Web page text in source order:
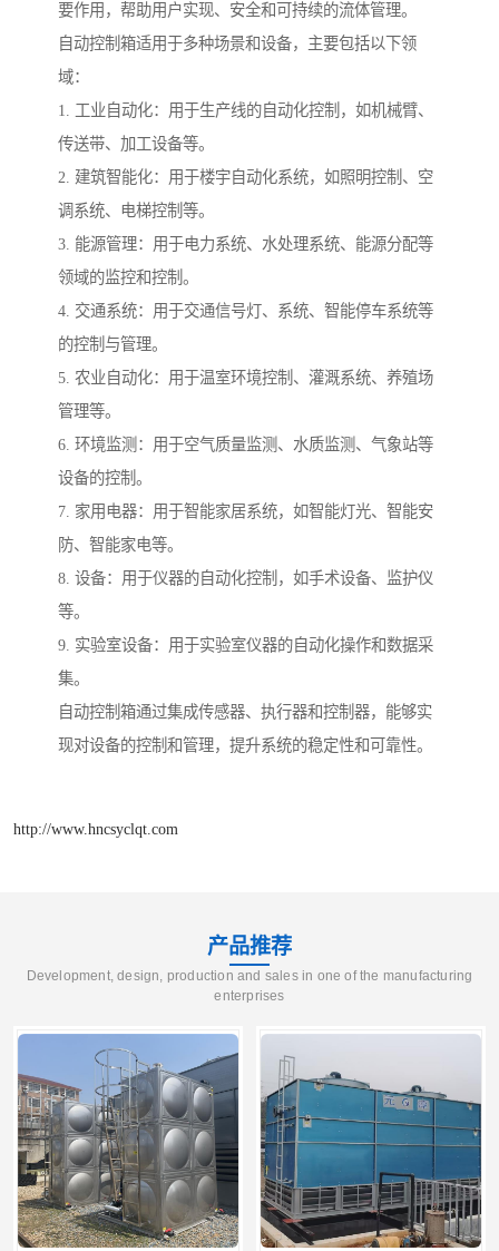
要作用，帮助用户实现、安全和可持续的流体管理。
自动控制箱适用于多种场景和设备，主要包括以下领
域：
1. 工业自动化：用于生产线的自动化控制，如机械臂、
传送带、加工设备等。
2. 建筑智能化：用于楼宇自动化系统，如照明控制、空
调系统、电梯控制等。
3. 能源管理：用于电力系统、水处理系统、能源分配等
领域的监控和控制。
4. 交通系统：用于交通信号灯、系统、智能停车系统等
的控制与管理。
5. 农业自动化：用于温室环境控制、灌溉系统、养殖场
管理等。
6. 环境监测：用于空气质量监测、水质监测、气象站等
设备的控制。
7. 家用电器：用于智能家居系统，如智能灯光、智能安
防、智能家电等。
8. 设备：用于仪器的自动化控制，如手术设备、监护仪
等。
9. 实验室设备：用于实验室仪器的自动化操作和数据采
集。
自动控制箱通过集成传感器、执行器和控制器，能够实
现对设备的控制和管理，提升系统的稳定性和可靠性。
http://www.hncsyclqt.com
产品推荐
Development, design, production and sales in one of the manufacturing
enterprises